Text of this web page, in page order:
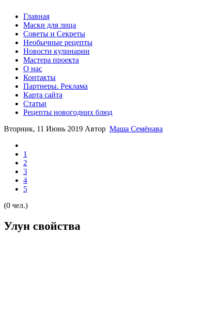
Главная
Маски для лица
Советы и Секреты
Необычные рецепты
Новости кулинарии
Мастера проекта
О нас
Контакты
Партнеры. Реклама
Карта сайта
Статьи
Рецепты новогодних блюд
Вторник, 11 Июнь 2019 Автор Маша Семёнава
1
2
3
4
5
(0 чел.)
Улун свойства